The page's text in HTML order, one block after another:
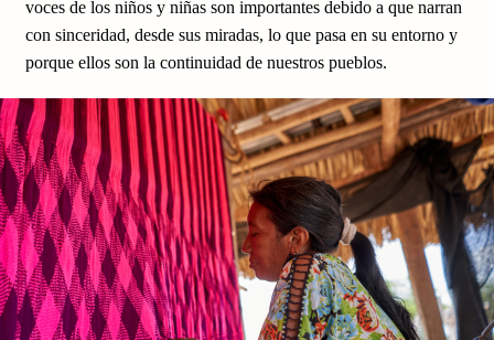
voces de los niños y niñas son importantes debido a que narran
con sinceridad, desde sus miradas, lo que pasa en su entorno y
porque ellos son la continuidad de nuestros pueblos.